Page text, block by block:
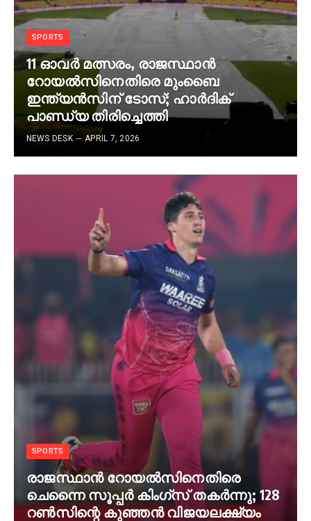
SPORTS
11 ഓവര്‍ മത്സരം, രാജസ്ഥാന്‍
റോയല്‍സിനെതിരെ മുംബൈ
ഇന്ത്യന്‍സിന് ടോസ്; ഹാര്‍ദിക്
പാണ്ഡ്യ തിരിച്ചെത്തി
NEWS DESK APRIL 7, 2026
SPORTS
രാജസ്ഥാന്‍ റോയല്‍സിനെതിരെ
ചെന്നൈ സൂപ്പര്‍ കിംഗ്‌സ് തകര്‍ന്നു; 128
റണ്‍സിന്റെ കുഞ്ഞന്‍ വിജയലക്ഷ്യം